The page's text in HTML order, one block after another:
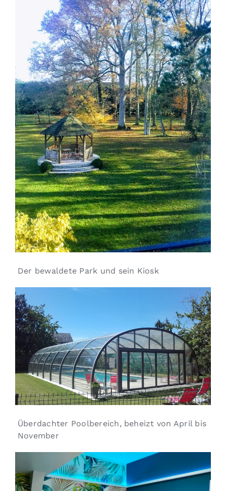
Der bewaldete Park und sein Kiosk
Überdachter Poolbereich, beheizt von April bis
November